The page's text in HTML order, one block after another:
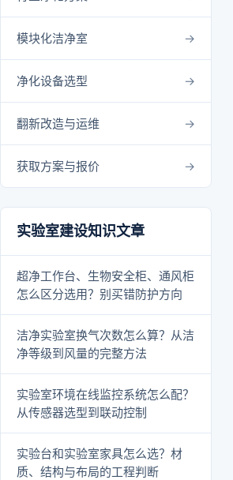
模块化洁净室
净化设备选型
翻新改造与运维
获取方案与报价
实验室建设知识文章
超净工作台、生物安全柜、通风柜
怎么区分选用？别买错防护方向
洁净实验室换气次数怎么算？从洁
净等级到风量的完整方法
实验室环境在线监控系统怎么配？
从传感器选型到联动控制
实验台和实验室家具怎么选？材
质、结构与布局的工程判断